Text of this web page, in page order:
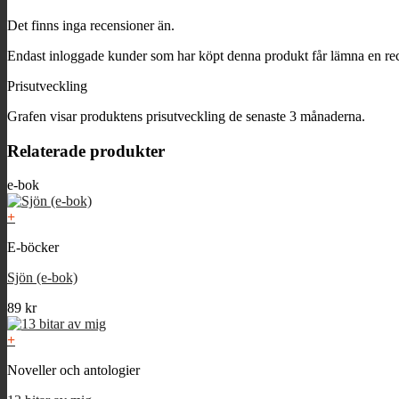
Det finns inga recensioner än.
Endast inloggade kunder som har köpt denna produkt får lämna en
Prisutveckling
Grafen visar produktens prisutveckling de senaste 3 månaderna.
Relaterade produkter
e-bok
+
E-böcker
Sjön (e-bok)
89 kr
+
Noveller och antologier